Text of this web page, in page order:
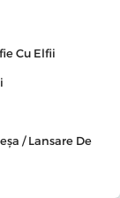
Cu Elfii
/ Lansare De